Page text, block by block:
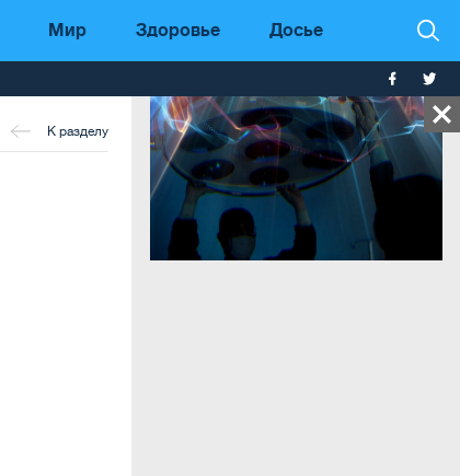
Мир Здоровье Досье
К разделу